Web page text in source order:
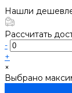
Нашли
Рассчитать
-
+
×
Выбрано